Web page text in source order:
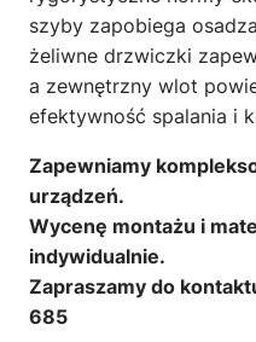
szyby zapobiega
żeliwne drzwiczki
a zewnętrzny wlot
efektywność spalania i
Zapewniamy
urządzeń.
Wycenę montażu i
indywidualnie.
Zapraszamy do
685